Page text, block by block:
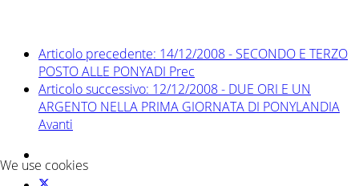
Articolo precedente: 14/12/2008 - SECONDO E TERZO
POSTO ALLE PONYADI Prec
Articolo successivo: 12/12/2008 - DUE ORI E UN
ARGENTO NELLA PRIMA GIORNATA DI PONYLANDIA
Avanti
We use cookies